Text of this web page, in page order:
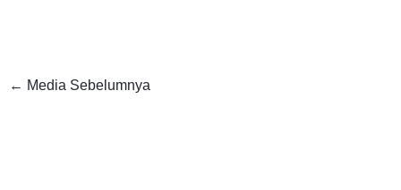
← Media Sebelumnya